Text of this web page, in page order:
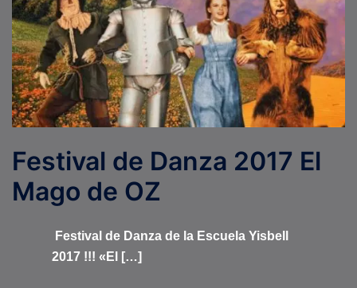
Festival de Danza 2017 El
Mago de OZ
Festival de Danza de la Escuela Yisbell
2017 !!! «El […]